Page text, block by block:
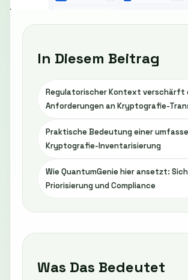
In Diesem Beitrag
Regulatorischer Kontext verschärft
Anforderungen an Kryptografie-
Praktische Bedeutung einer
Kryptografie-Inventarisierung
Wie QuantumGenie hier ansetzt:
Priorisierung und Compliance
Was Das Bedeutet